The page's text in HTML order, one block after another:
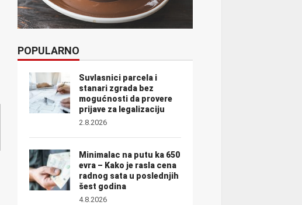
POPULARNO
Suvlasnici parcela i
stanari zgrada bez
mogućnosti da provere
prijave za legalizaciju
2.8.2026
Minimalac na putu ka 650
evra – Kako je rasla cena
radnog sata u poslednjih
šest godina
4.8.2026